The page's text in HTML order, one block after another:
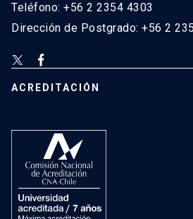
Teléfono: +56 2 2354 4303
Dirección de Postgrado: +56 2
ACREDITACIÓN